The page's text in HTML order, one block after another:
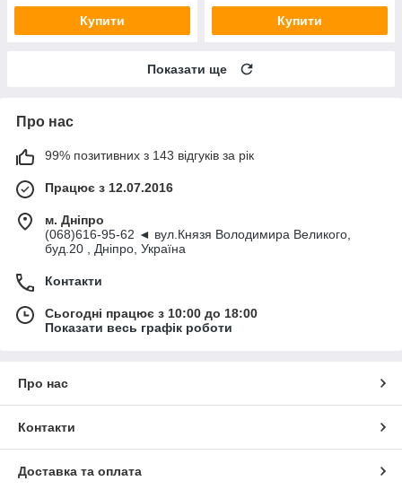
Купити Купити
Показати ще
Про нас
99% позитивних з 143 відгуків за рік
Працює з 12.07.2016
м. Дніпро
(068)616-95-62 ◄ вул.Князя Володимира Великого,
буд.20 , Дніпро, Україна
Контакти
Сьогодні працює з 10:00 до 18:00
Показати весь графік роботи
Про нас
Контакти
Доставка та оплата